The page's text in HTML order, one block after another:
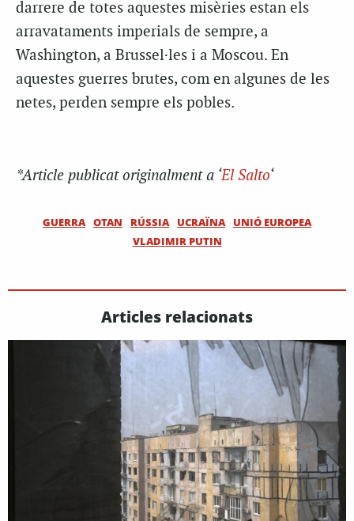
darrere de totes aquestes misèries estan els
arravataments imperials de sempre, a
Washington, a Brussel·les i a Moscou. En
aquestes guerres brutes, com en algunes de les
netes, perden sempre els pobles.
*Article publicat originalment a ‘El Salto‘
GUERRA OTAN RÚSSIA UCRAÏNA
UNIÓ EUROPEA
VLADIMIR PUTIN
Articles relacionats